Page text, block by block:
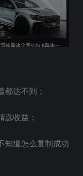
达不到；
收益；
知道怎么复制成功